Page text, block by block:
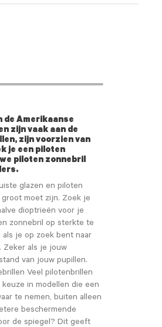
de Amerikaanse
zijn vaak aan de
zijn voorzien van
je een piloten
piloten zonnebril
glazen en piloten
moet zijn. Zoek je
dioptrieën voor je
zonnebril op sterkte te
je op zoek bent naar
Zeker als je jouw
van jouw pupillen.
Veel pilotenbrillen
in modellen die een
te nemen, buiten alleen
beschermende
de spiegel? Dit geeft